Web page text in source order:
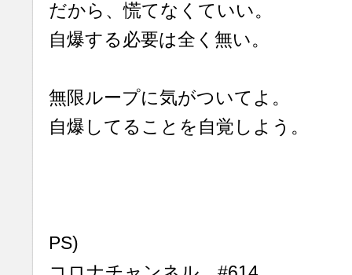
だから、慌てなくていい。
自爆する必要は全く無い。
無限ループに気がついてよ。
自爆してることを自覚しよう。
PS)